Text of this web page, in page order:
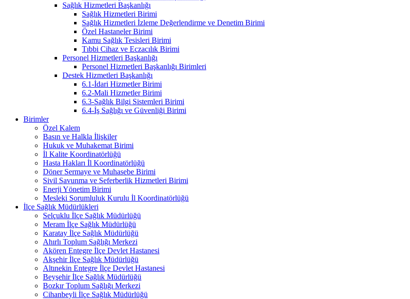
Sağlık Hizmetleri Başkanlığı
Sağlık Hizmetleri Birimi
Sağlık Hizmetleri İzleme Değerlendirme ve Denetim Birimi
Özel Hastaneler Birimi
Kamu Sağlık Tesisleri Birimi
Tıbbi Cihaz ve Eczacılık Birimi
Personel Hizmetleri Başkanlığı
Personel Hizmetleri Başkanlığı Birimleri
Destek Hizmetleri Başkanlığı
6.1-İdari Hizmetler Birimi
6.2-Mali Hizmetler Birimi
6.3-Sağlık Bilgi Sistemleri Birimi
6.4-İş Sağlığı ve Güvenliği Birimi
Birimler
Özel Kalem
Basın ve Halkla İlişkiler
Hukuk ve Muhakemat Birimi
İl Kalite Koordinatörlüğü
Hasta Hakları İl Koordinatörlüğü
Döner Sermaye ve Muhasebe Birimi
Sivil Savunma ve Seferberlik Hizmetleri Birimi
Enerji Yönetim Birimi
Mesleki Sorumluluk Kurulu İl Koordinatörlüğü
İlçe Sağlık Müdürlükleri
Selçuklu İlçe Sağlık Müdürlüğü
Meram İlçe Sağlık Müdürlüğü
Karatay İlçe Sağlık Müdürlüğü
Ahırlı Toplum Sağlığı Merkezi
Akören Entegre İlçe Devlet Hastanesi
Akşehir İlçe Sağlık Müdürlüğü
Altınekin Entegre İlçe Devlet Hastanesi
Beyşehir İlçe Sağlık Müdürlüğü
Bozkır Toplum Sağlığı Merkezi
Cihanbeyli İlçe Sağlık Müdürlüğü